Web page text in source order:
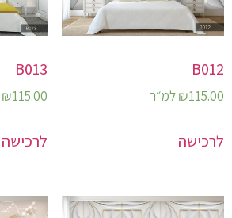
B012
₪115.00 למ״ר
לרכישה
B013
₪115.00
לרכישה